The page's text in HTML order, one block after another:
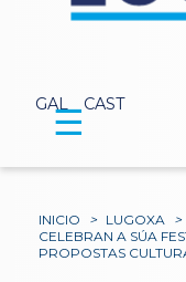
GAL CAST
☰
INICIO > LUGOXA >
CELEBRAN A SÚA
PROPOSTAS